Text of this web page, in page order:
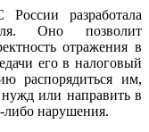
разработала
Оно позволит
отражения в
его в налоговый
распорядиться им,
или направить в
либо нарушения.